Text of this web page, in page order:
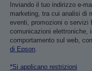
Inviando il tuo indirizzo e-
marketing, tra cui analisi di
eventi, promozioni o servizi
comunicazioni elettroniche,
comportamento sul web,
di Epson
*Si applicano restrizioni